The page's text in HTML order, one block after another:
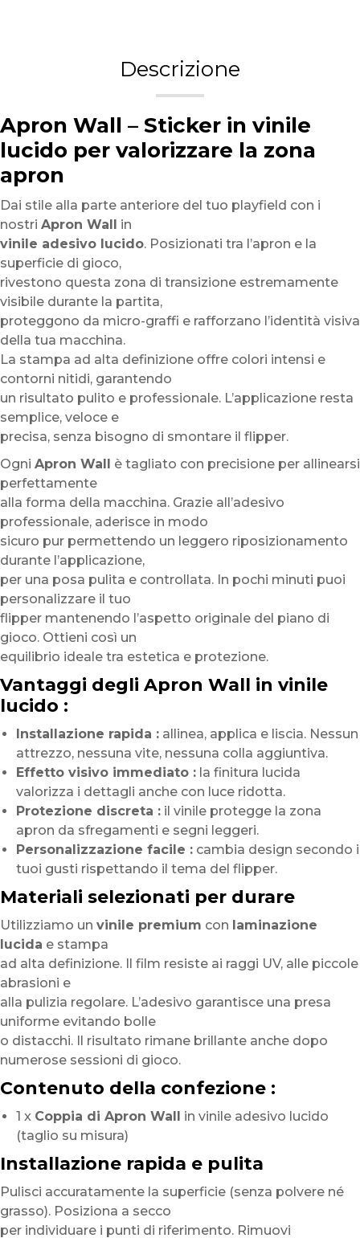
Descrizione
Apron Wall – Sticker in vinile
lucido per valorizzare la zona
apron
Dai stile alla parte anteriore del tuo playfield con i
nostri Apron Wall in
vinile adesivo lucido. Posizionati tra l’apron e la
superficie di gioco,
rivestono questa zona di transizione estremamente
visibile durante la partita,
proteggono da micro-graffi e rafforzano l’identità visiva
della tua macchina.
La stampa ad alta definizione offre colori intensi e
contorni nitidi, garantendo
un risultato pulito e professionale. L’applicazione resta
semplice, veloce e
precisa, senza bisogno di smontare il flipper.
Ogni Apron Wall è tagliato con precisione per allinearsi
perfettamente
alla forma della macchina. Grazie all’adesivo
professionale, aderisce in modo
sicuro pur permettendo un leggero riposizionamento
durante l’applicazione,
per una posa pulita e controllata. In pochi minuti puoi
personalizzare il tuo
flipper mantenendo l’aspetto originale del piano di
gioco. Ottieni così un
equilibrio ideale tra estetica e protezione.
Vantaggi degli Apron Wall in vinile
lucido :
Installazione rapida : allinea, applica e liscia. Nessun
attrezzo, nessuna vite, nessuna colla aggiuntiva.
Effetto visivo immediato : la finitura lucida
valorizza i dettagli anche con luce ridotta.
Protezione discreta : il vinile protegge la zona
apron da sfregamenti e segni leggeri.
Personalizzazione facile : cambia design secondo i
tuoi gusti rispettando il tema del flipper.
Materiali selezionati per durare
Utilizziamo un vinile premium con laminazione
lucida e stampa
ad alta definizione. Il film resiste ai raggi UV, alle piccole
abrasioni e
alla pulizia regolare. L’adesivo garantisce una presa
uniforme evitando bolle
o distacchi. Il risultato rimane brillante anche dopo
numerose sessioni di gioco.
Contenuto della confezione :
1 x Coppia di Apron Wall in vinile adesivo lucido
(taglio su misura)
Installazione rapida e pulita
Pulisci accuratamente la superficie (senza polvere né
grasso). Posiziona a secco
per individuare i punti di riferimento. Rimuovi